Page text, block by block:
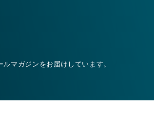
マガジンをお届けしています。